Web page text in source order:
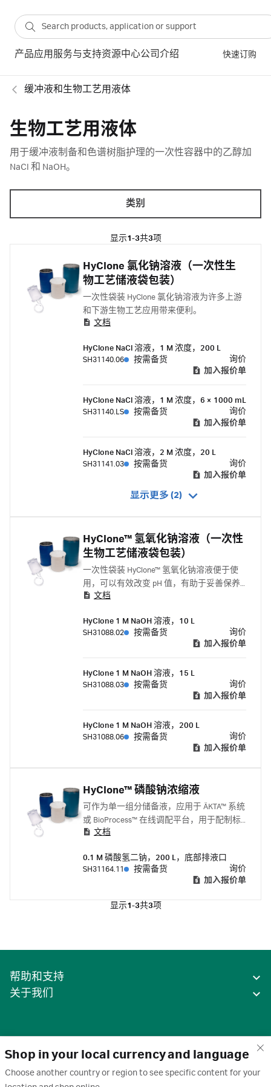
Shop in your local currency and language
Choose another country or region to see specific content for your
产品应用 服务与支持资源中心公司介绍 快速订购
缓冲液和生物工艺用液体
生物工艺用液体
用于缓冲液制备和色谱树脂护理的一次性容器中的乙醇加
NaCl 和 NaOH。
类别
显示1-3共3项
HyClone 氯化钠溶液（一次性生
物工艺储液袋包装）
一次性袋装 HyClone 氯化钠溶液为许多上游
和下游生物工艺应用带来便利。
文档
HyClone NaCl 溶液，1 M 浓度，200 L
SH31140.06
按需备货
询价
加入报价单
HyClone NaCl 溶液，1 M 浓度，6 × 1000 mL
SH31140.LS
按需备货
询价
加入报价单
HyClone NaCl 溶液，2 M 浓度，20 L
SH31141.03
按需备货
询价
加入报价单
显示更多 (2)
HyClone™ 氢氧化钠溶液（一次性
生物工艺储液袋包装）
一次性袋装 HyClone™ 氢氧化钠溶液便于使
用，可以有效改变 pH 值，有助于妥善保养
和清洁您的层析填料。
文档
HyClone 1 M NaOH 溶液，10 L
SH31088.02
按需备货
询价
加入报价单
HyClone 1 M NaOH 溶液，15 L
SH31088.03
按需备货
询价
加入报价单
HyClone 1 M NaOH 溶液，200 L
SH31088.06
按需备货
询价
加入报价单
HyClone™ 磷酸钠浓缩液
可作为单一组分储备液，应用于 ÄKTA™ 系统
或 BioProcess™ 在线调配平台，用于配制标
准溶液或工艺工作液。
文档
0.1 M 磷酸氢二钠，200 L，底部排液口
SH31164.11
按需备货
询价
加入报价单
显示1-3共3项
帮助和支持
关于我们